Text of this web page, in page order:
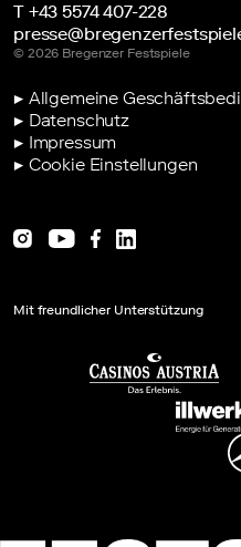
Romeo und Julia - Die Zeit
T +43 5574 407-228
© 2026 Bregenzer Festspiele
▶ Allgemeine
▶ Datenschutz
▶ Impressum
▶ Cookie Einstellungen
Mit freundlicher Unterstützung